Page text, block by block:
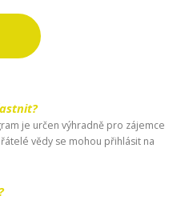
je určen výhradně pro zájemce
vědy se mohou přihlásit na